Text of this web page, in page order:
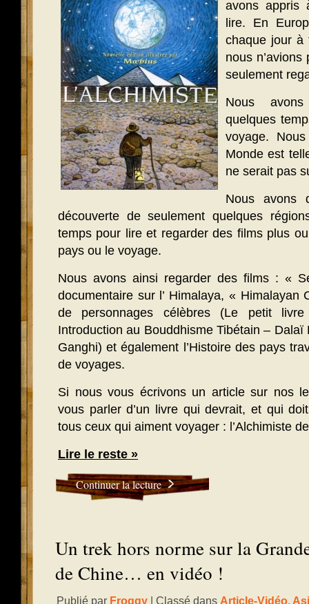
avons appris
lire. En
chaque jour à
nous n’avions
seulement
Nous
quelques
voyage.
Monde est
ne serait pas
Nous avons
découverte de seulement quelques
temps pour lire et regarder des films plus
pays ou le voyage.
Nous avons ainsi regarder des films : «
documentaire sur l’ Himalaya, « Himalayan
de personnages célèbres (Le petit
Introduction au Bouddhisme Tibétain –
Ganghi) et également l’Histoire des pays
de voyages.
Si nous vous écrivons un article sur nos
vous parler d’un livre qui devrait, et qui
tous ceux qui aiment voyager : l’Alchimiste
Lire le reste »
Continuer la lecture
Un trek hors norme sur la
de Chine… en vidéo !
Publié par Froggy | Classé dans Article-Vidéo,